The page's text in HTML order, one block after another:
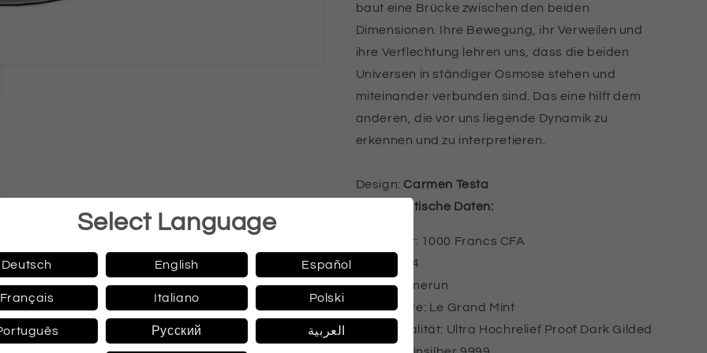
baut eine Brücke zwischen den beiden
Dimensionen. Ihre Bewegung, ihr Verweilen und
ihre Verflechtung lehren uns, dass die beiden
Universen in ständiger Osmose stehen und
miteinander verbunden sind. Das eine hilft dem
anderen, die vor uns liegende Dynamik zu
erkennen und zu interpretieren.
Design:Carmen Testa
Numismatische Daten:
Nennwert: 1000 Francs CFA
Jahr: 2024
Land: Kamerun
Münzstätte: Le Grand Mint
Prägequalität: Ultra Hochrelief Proof Dark Gilded
Select Language
Deutsch English Español
Français Italiano Polski
Русский العربية